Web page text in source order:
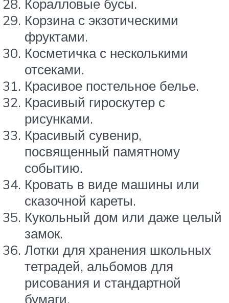
Коралловые бусы.
Корзина с экзотическими
фруктами.
Косметичка с несколькими
отсеками.
Красивое постельное белье.
Красивый гироскутер с
рисунками.
Красивый сувенир,
посвященный памятному
событию.
Кровать в виде машины или
сказочной кареты.
Кукольный дом или даже целый
замок.
Лотки для хранения школьных
тетрадей, альбомов для
рисования и стандартной
бумаги.